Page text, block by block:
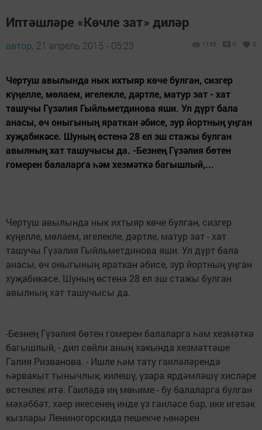
Иптәшләре «Көчле зат» диләр
автор, 21 апрель 2015 - 05:23 1156 0 0
Чертуш авылында нык ихтыяр көче булган, сизгер
күңелле, мөлаем, игелекле, дәртле, матур зат - хат
ташучы Гүзәлия Гыйльметдинова яши. Ул дүрт бала
анасы, өч оныгының яраткан әбисе, зур йортның уңган
хуҗабикәсе. Шуның өстенә 28 ел эш стажы булган
авылның хат ташучысы да. -Безнең Гүзәлия бөтен
гомерен балаларга һәм хезмәткә багышлый,...
Чертуш авылында нык ихтыяр көче булган, сизгер
күңелле, мөлаем, игелекле, дәртле, матур зат - хат
ташучы Гүзәлия Гыйльметдинова яши. Ул дүрт бала
анасы, өч оныгының яраткан әбисе, зур йортның уңган
хуҗабикәсе. Шуның өстенә 28 ел эш стажы булган
авылның хат ташучысы да.
-Безнең Гүзәлия бөтен гомерен балаларга һәм хезмәткә
багышлый, - дип сөйли аның хакында хезмәттәше
Галия Ризванова. - Ишле һәм тату гаиләләрендә
һәрвакыт тынычлык, килешү, үзара ярдәмләшү хисләре
өстенлек итә. Гаиләдә иң мөһиме - бу балаларга булган
мәхәббәт, хәер икесенең инде үз гаиләсе бар, ике игезәк
кызлары Лениногорскида пешекче һөнәрен